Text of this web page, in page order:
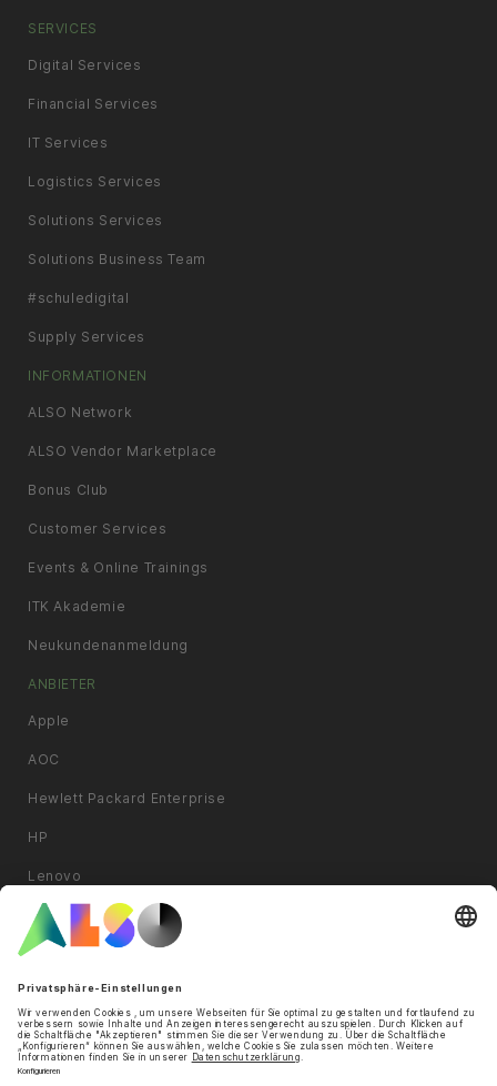
SERVICES
Digital Services
Financial Services
IT Services
Logistics Services
Solutions Services
Solutions Business Team
#schuledigital
Supply Services
INFORMATIONEN
ALSO Network
ALSO Vendor Marketplace
Bonus Club
Customer Services
Events & Online Trainings
ITK Akademie
Neukundenanmeldung
ANBIETER
Apple
AOC
Hewlett Packard Enterprise
HP
Lenovo
LG Electronics
Microsoft
PHILIPS
Samsung
Weitere Anbieter